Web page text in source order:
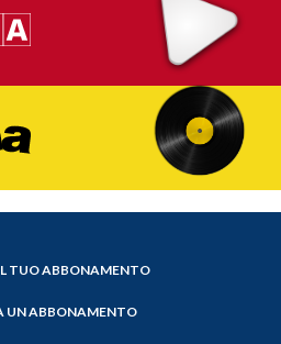
TUO ABBONAMENTO
UN ABBONAMENTO